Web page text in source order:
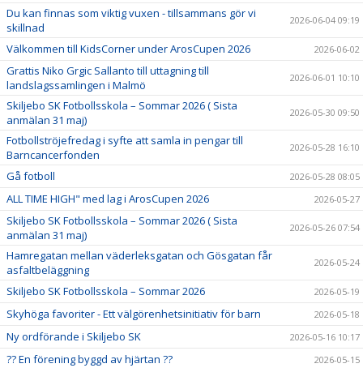
Du kan finnas som viktig vuxen - tillsammans gör vi
skillnad
2026-06-04 09:19
Välkommen till KidsCorner under ArosCupen 2026 2026-06-02
Grattis Niko Grgic Sallanto till uttagning till
landslagssamlingen i Malmö
2026-06-01 10:10
Skiljebo SK Fotbollsskola – Sommar 2026 ( Sista
anmälan 31 maj)
2026-05-30 09:50
Fotbollströjefredag i syfte att samla in pengar till
Barncancerfonden
2026-05-28 16:10
Gå fotboll 2026-05-28 08:05
ALL TIME HIGH" med lag i ArosCupen 2026 2026-05-27
Skiljebo SK Fotbollsskola – Sommar 2026 ( Sista
anmälan 31 maj)
2026-05-26 07:54
Hamregatan mellan väderleksgatan och Gösgatan får
asfaltbeläggning
2026-05-24
Skiljebo SK Fotbollsskola – Sommar 2026 2026-05-19
Skyhöga favoriter - Ett välgörenhetsinitiativ för barn 2026-05-18
Ny ordförande i Skiljebo SK 2026-05-16 10:17
?? En förening byggd av hjärtan ?? 2026-05-15